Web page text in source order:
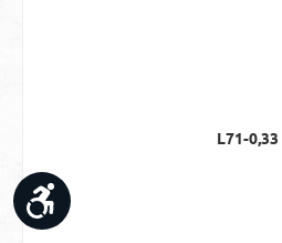
L71-0,33
Werkzeugleiste anzeigen